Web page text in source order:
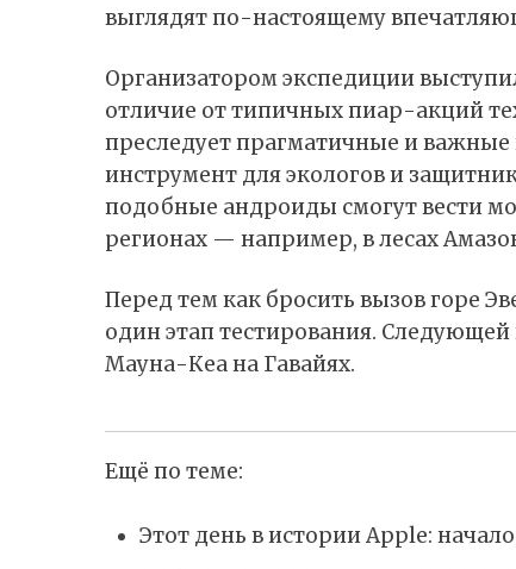
выглядят по-настоящему
Организатором экспедиции
отличие от типичных пиар-акций
преследует прагматичные и
инструмент для экологов и
подобные андроиды смогут вести
регионах — например, в лесах
Перед тем как бросить вызов горе
один этап тестирования.
Мауна-Кеа на Гавайях.
Ещё по теме:
Этот день в истории Apple: